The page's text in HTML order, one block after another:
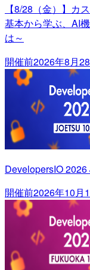
【8/28（金）】カ
基本から学ぶ、AI
は～
開催前2026年8月
DevelopersIO
開催前2026年10月